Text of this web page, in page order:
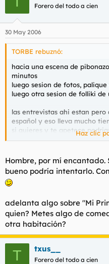
Forero del todo a cien
30 May 2006
TORBE rebuznó:
hacia una escena de
minutos
luego sesion de fotos,
luego otra sesion de folliki de
las entrevistas ahi estan
español y eso lleva mucho
si quieres y te apetece
documento tu, es q vamos
Haz clic
Hombre, por mí
bueno podría intentarlo.
adelanta algo sobre "Mi
quien? Metes algo de
otra habitación?
T txus__
Forero del todo a cien